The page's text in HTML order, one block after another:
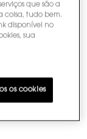
que são a
coisa, tudo bem.
disponível no
sua
os cookies